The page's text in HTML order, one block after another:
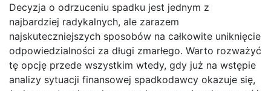
Decyzja o odrzuceniu spadku jest jednym z
najbardziej radykalnych, ale zarazem
najskuteczniejszych sposobów na całkowite uniknięcie
odpowiedzialności za długi zmarłego. Warto rozważyć
tę opcję przede wszystkim wtedy, gdy już na wstępie
analizy sytuacji finansowej spadkodawcy okazuje się,